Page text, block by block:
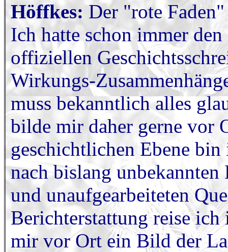
Höffkes:Der "rote
Ich hatte schon immer
offiziellen
Wirkungs-
muss bekanntlich alles
bilde mir daher gerne vor
geschichtlichen Ebene
nach bislang
und unaufgearbeiteten
Berichterstattung reise
mir vor Ort ein Bild der